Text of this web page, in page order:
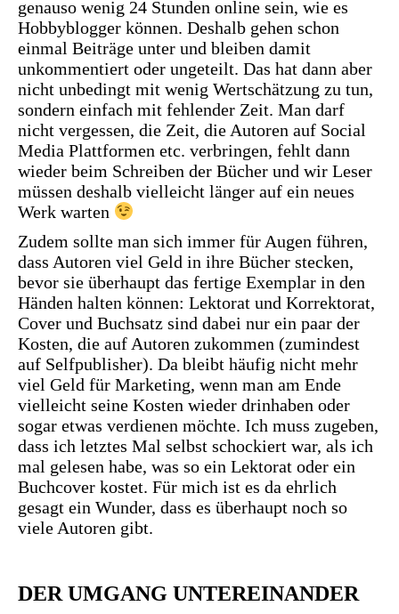
genauso wenig 24 Stunden online sein, wie es
Hobbyblogger können. Deshalb gehen schon
einmal Beiträge unter und bleiben damit
unkommentiert oder ungeteilt. Das hat dann aber
nicht unbedingt mit wenig Wertschätzung zu tun,
sondern einfach mit fehlender Zeit. Man darf
nicht vergessen, die Zeit, die Autoren auf Social
Media Plattformen etc. verbringen, fehlt dann
wieder beim Schreiben der Bücher und wir Leser
müssen deshalb vielleicht länger auf ein neues
Werk warten
Zudem sollte man sich immer für Augen führen,
dass Autoren viel Geld in ihre Bücher stecken,
bevor sie überhaupt das fertige Exemplar in den
Händen halten können: Lektorat und Korrektorat,
Cover und Buchsatz sind dabei nur ein paar der
Kosten, die auf Autoren zukommen (zumindest
auf Selfpublisher). Da bleibt häufig nicht mehr
viel Geld für Marketing, wenn man am Ende
vielleicht seine Kosten wieder drinhaben oder
sogar etwas verdienen möchte. Ich muss zugeben,
dass ich letztes Mal selbst schockiert war, als ich
mal gelesen habe, was so ein Lektorat oder ein
Buchcover kostet. Für mich ist es da ehrlich
gesagt ein Wunder, dass es überhaupt noch so
viele Autoren gibt.
DER UMGANG UNTEREINANDER